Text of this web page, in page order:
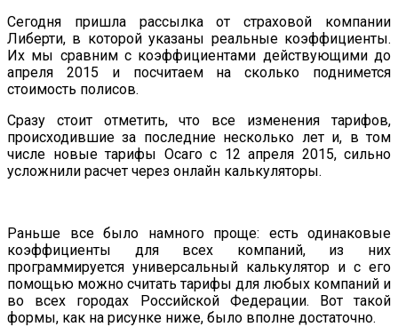
Сегодня пришла рассылка от страховой компании
Либерти, в которой указаны реальные коэффициенты.
Их мы сравним с коэффициентами действующими до
апреля 2015 и посчитаем на сколько поднимется
стоимость полисов.
Сразу стоит отметить, что все изменения тарифов,
происходившие за последние несколько лет и, в том
числе новые тарифы Осаго с 12 апреля 2015, сильно
усложнили расчет через онлайн калькуляторы.
Раньше все было намного проще: есть одинаковые
коэффициенты для всех компаний, из них
программируется универсальный калькулятор и с его
помощью можно считать тарифы для любых компаний и
во всех городах Российской Федерации. Вот такой
формы, как на рисунке ниже, было вполне достаточно.